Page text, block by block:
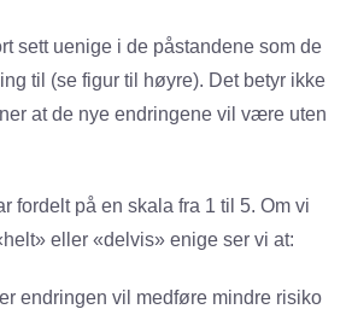
sett uenige i de påstandene som de
til (se figur til høyre). Det betyr ikke
at de nye endringene vil være uten
fordelt på en skala fra 1 til 5. Om vi
eller «delvis» enige ser vi at:
endringen vil medføre mindre risiko